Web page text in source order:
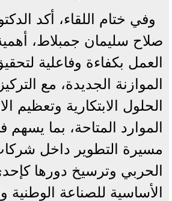
وفي ختام اللقاء، أكد
صلاح سليمان جمبلاط،
العمل بكفاءة وفاعلية
الموازنة الجديدة، مع
الحلول الابتكارية وتعظيم
الموارد المتاحة، بما يسهم
مسيرة التطوير داخل شركات
الحربي وترسيخ دورها
الأساسية للصناعة الوطنية